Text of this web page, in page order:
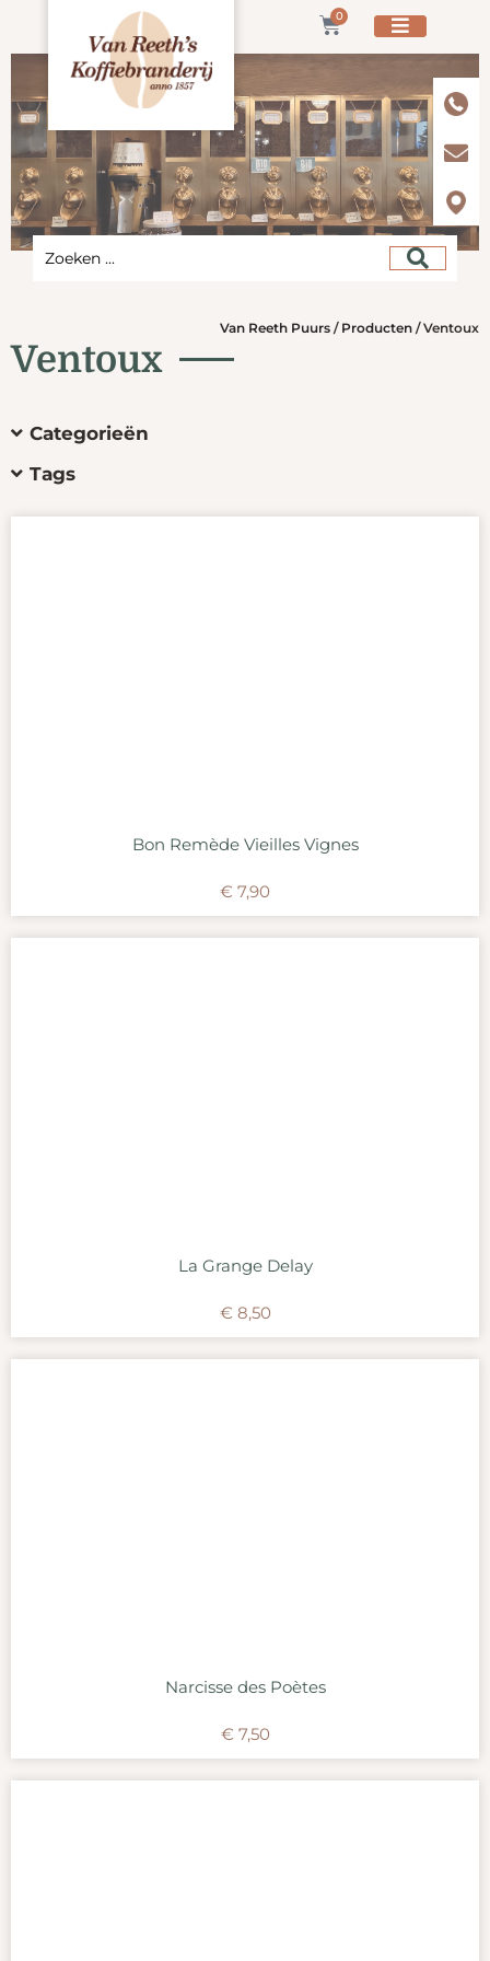
0
Van Reeth Puurs / Producten /Ventoux
Ventoux
Categorieën
Tags
Bon Remède Vieilles Vignes
€ 7,90
La Grange Delay
€ 8,50
Narcisse des Poètes
€ 7,50